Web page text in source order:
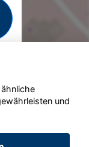
- 2026
und